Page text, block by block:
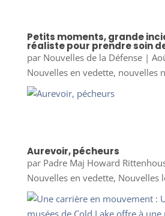
Petits moments, grande
réaliste pour prendre soin
par Nouvelles de la Défense|
Nouvelles en vedette, nouvelles
Aurevoir, pécheurs
par Padre Maj Howard
Nouvelles en vedette, Nouvelles